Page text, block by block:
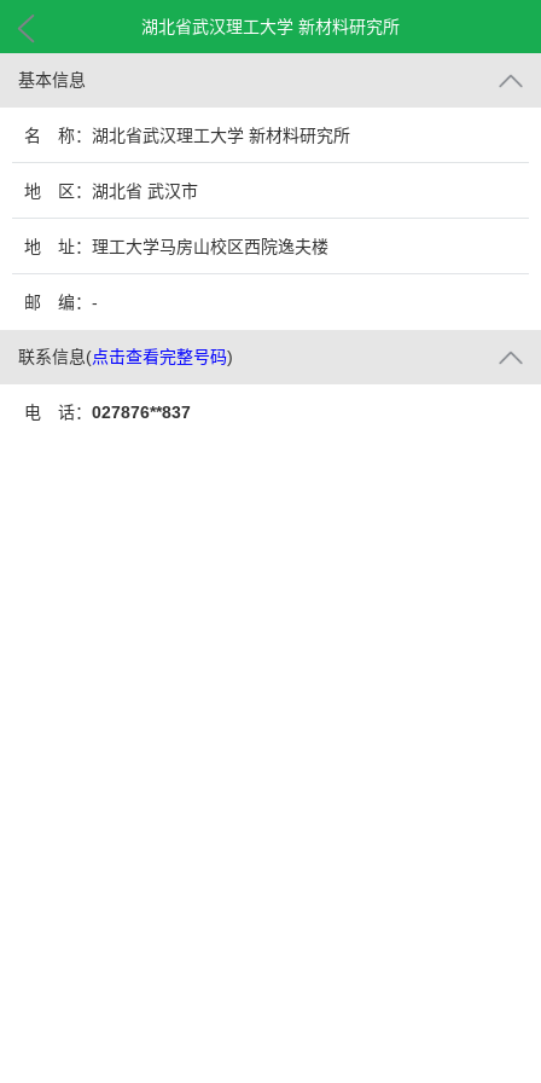
湖北省武汉理工大学 新材料研究所
基本信息
名 称：湖北省武汉理工大学 新材料研究所
地 区：湖北省 武汉市
地 址：理工大学马房山校区西院逸夫楼
邮 编：-
联系信息(点击查看完整号码)
电 话： 027876**837